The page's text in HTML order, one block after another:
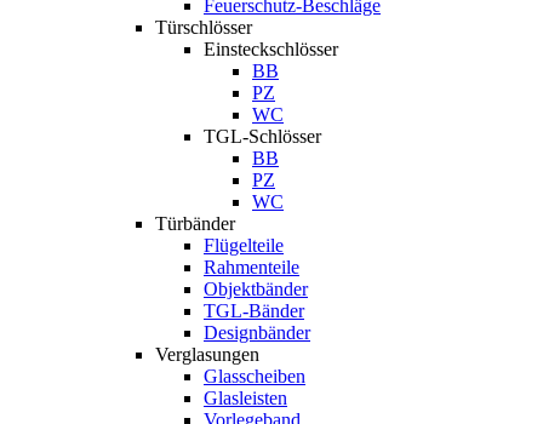
Feuerschutz-Beschläge
Türschlösser
Einsteckschlösser
BB
PZ
WC
TGL-Schlösser
BB
PZ
WC
Türbänder
Flügelteile
Rahmenteile
Objektbänder
TGL-Bänder
Designbänder
Verglasungen
Glasscheiben
Glasleisten
Vorlegeband